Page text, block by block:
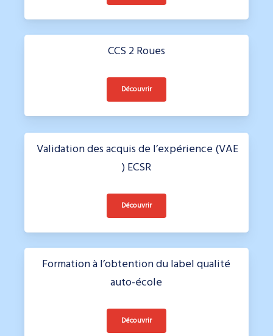
CCS 2 Roues
Découvrir
Validation des acquis de l’expérience (VAE
) ECSR
Découvrir
Formation à l’obtention du label qualité
auto-école
Découvrir